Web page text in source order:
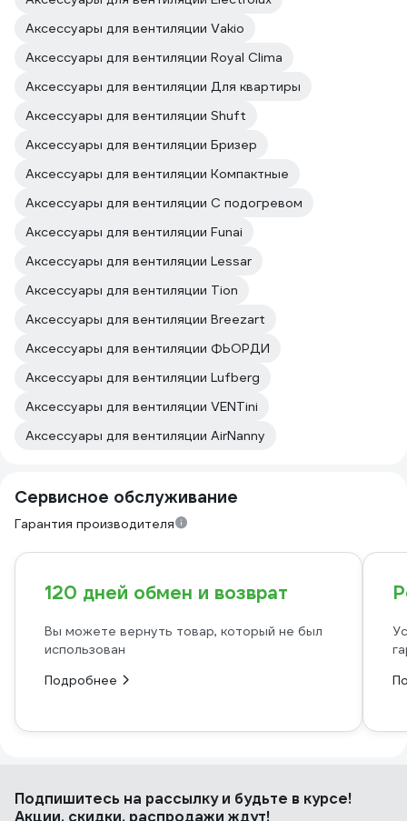
Аксессуары для вентиляции Vakio
Аксессуары для вентиляции Royal Clima
Аксессуары для вентиляции Для квартиры
Аксессуары для вентиляции Shuft
Аксессуары для вентиляции Бризер
Аксессуары для вентиляции Компактные
Аксессуары для вентиляции С подогревом
Аксессуары для вентиляции Funai
Аксессуары для вентиляции Lessar
Аксессуары для вентиляции Tion
Аксессуары для вентиляции Breezart
Аксессуары для вентиляции ФЬОРДИ
Аксессуары для вентиляции Lufberg
Аксессуары для вентиляции VENTini
Аксессуары для вентиляции AirNanny
Сервисное обслуживание
Гарантия производителя
120 дней обмен и возврат
Вы можете вернуть товар, который не был
использован
Подробнее
Подпишитесь на рассылкуи будьте в курсе!
Акции, скидки, распродажи ждут!